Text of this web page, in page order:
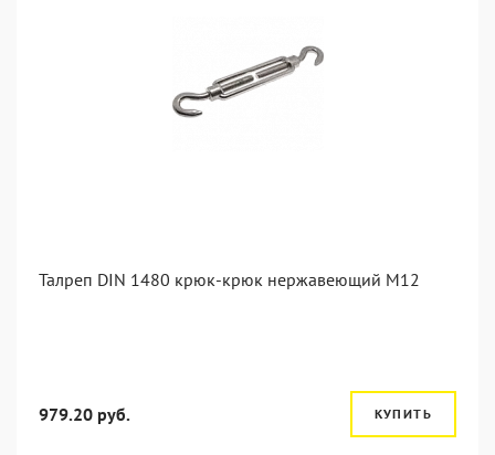
Талреп DIN 1480 крюк-крюк нержавеющий М12
979.20 руб. КУПИТЬ